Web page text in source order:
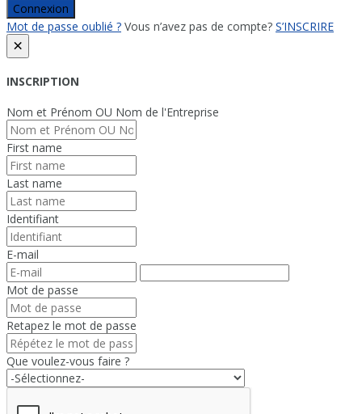
Connexion
Mot de passe oublié ? Vous n’avez pas de compte? S’INSCRIRE
×
INSCRIPTION
Nom et Prénom OU Nom de l'Entreprise
First name
Last name
Identifiant
E-mail
Mot de passe
Retapez le mot de passe
Que voulez-vous faire ?